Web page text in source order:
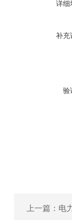
详细
补充
验
上一篇： 电